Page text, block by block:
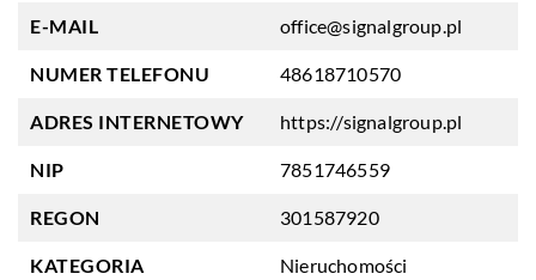
E-MAIL office@signalgroup.pl
NUMER TELEFONU 48618710570
ADRES INTERNETOWY https://signalgroup.pl
NIP 7851746559
REGON 301587920
KATEGORIA Nieruchomości